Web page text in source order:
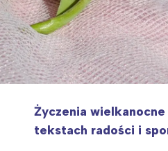
Życzenia
tekstach radości i